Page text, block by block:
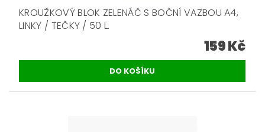
KROUŽKOVÝ BLOK ZELENÁČ S BOČNÍ VAZBOU A4,
LINKY / TEČKY / 50 L.
159 Kč